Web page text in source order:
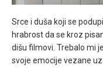
Srce i duša koji se
hrabrost da se kroz
dišu filmovi. Trebalo mi
svoje emocije vezane